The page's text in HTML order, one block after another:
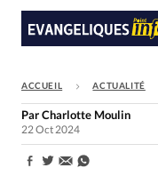
Faire un don
Eglises
ACCUEIL ACTUALITÉ
ParCharlotte Moulin
22 Oct 2024
Partager: